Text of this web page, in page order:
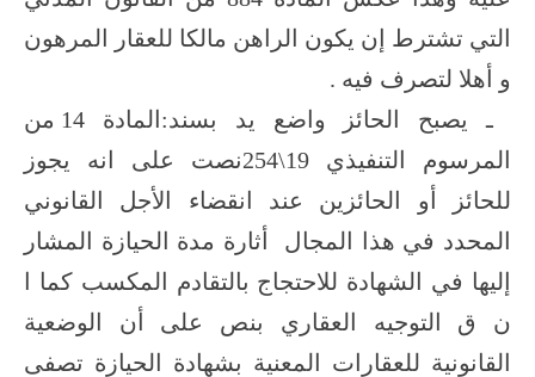
التي تشترط إن يكون الراهن مالكا للعقار المرهون
و أهلا لتصرف فيه .
ـ يصبح الحائز واضع يد بسند:المادة 14 من
المرسوم التنفيذي 19\254نصت على انه يجوز
للحائز أو الحائزين عند انقضاء الأجل القانوني
المحدد في هذا المجال أثارة مدة الحيازة المشار
إليها في الشهادة للاحتجاج بالتقادم المكسب كما ا
ن ق التوجيه العقاري بنص على أن الوضعية
القانونية للعقارات المعنية بشهادة الحيازة تصفى